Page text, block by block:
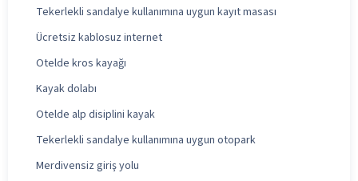
Tekerlekli sandalye kullanımına uygun kayıt masası
Ücretsiz kablosuz internet
Otelde kros kayağı
Kayak dolabı
Otelde alp disiplini kayak
Tekerlekli sandalye kullanımına uygun otopark
Merdivensiz giriş yolu